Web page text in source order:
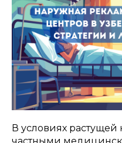
В условиях